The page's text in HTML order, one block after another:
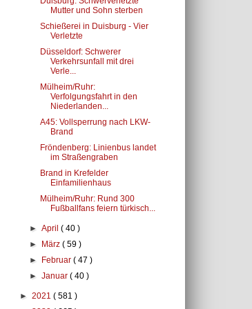
Mutter und Sohn sterben
Schießerei in Duisburg - Vier
Verletzte
Düsseldorf: Schwerer
Verkehrsunfall mit drei
Verle...
Mülheim/Ruhr:
Verfolgungsfahrt in den
Niederlanden...
A45: Vollsperrung nach LKW-
Brand
Fröndenberg: Linienbus landet
im Straßengraben
Brand in Krefelder
Einfamilienhaus
Mülheim/Ruhr: Rund 300
Fußballfans feiern türkisch...
►April( 40 )
►
März( 59 )
►
Februar( 47 )
►Januar( 40 )
► 2021 ( 581 )